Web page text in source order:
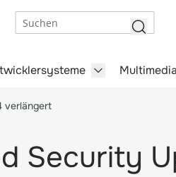
Multimedia
verlängert
Security